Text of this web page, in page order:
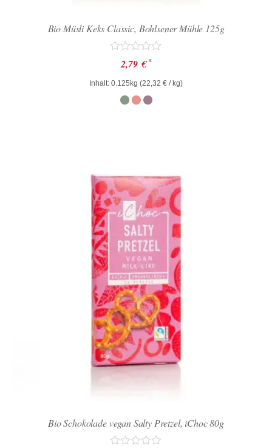
Bio Müsli Keks Classic, Bohlsener Mühle 125g
Bewertet
mit
0
von
2,79 € *
Inhalt: 0.125kg (22,32 € / kg)
Bio Schokolade vegan Salty Pretzel, iChoc 80g